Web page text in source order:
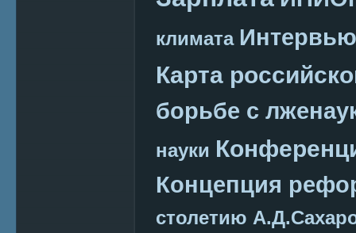
климата Интервью
Карта
борьбе с
науки
Концепция
столетию